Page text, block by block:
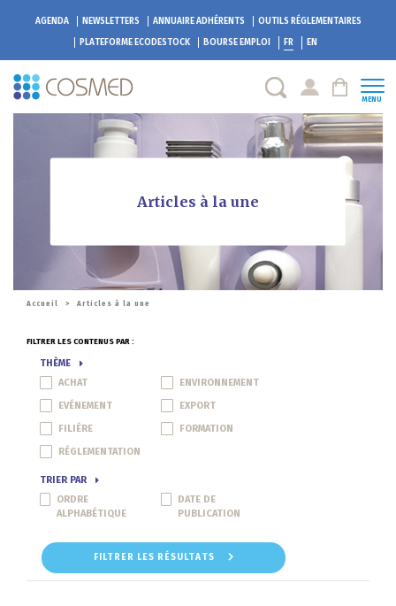
AGENDA NEWSLETTERS ANNUAIRE ADHÉRENTS
OUTILS RÉGLEMENTAIRES
PLATEFORME ECODESTOCK BOURSE EMPLOI FR EN
MENU
Articles à la une
Accueil > Articles à la une
FILTRER LES CONTENUS PAR :
THÈME
ACHAT
ENVIRONNEMENT
EVÉNEMENT
EXPORT
FILIÈRE
FORMATION
RÉGLEMENTATION
TRIER PAR
ORDRE
ALPHABÉTIQUE
DATE DE
PUBLICATION
FILTRER LES RÉSULTATS